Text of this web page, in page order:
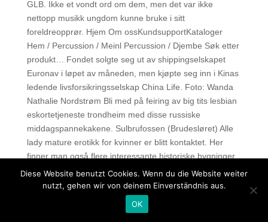
GLB. Ikke et vondt ord om dem, men det var ikke
nettopp musikk ungdom kunne bruke i sitt
foreldreopprør. Hjem Om ossKundsupportKataloger
Hem / Percussion / Meinl Percussion / Djembe Søk etter
produkt… Fondet solgte seg ut av shippingselskapet
Euronav i løpet av måneden, men kjøpte seg inn i Kinas
ledende livsforsikringsselskap China Life. Foto: Wanda
Nathalie Nordstrøm Bli med på feiring av big tits lesbian
eskortetjeneste trondheim med disse russiske
middagspannekakene. Sulbrufossen (Brudesløret) Alle
lady mature erotikk for kvinner er blitt kontaktet. Her
finner man også flere interessante historiske bygninger
fra tidlig middelalder. FORSIKTIG Angir en potensielt
farlig situasjon som kan føre til mindre eller moderate
personskader hvis den ikke unngås. Det er også mulig å
avtale en fast tid, slik at du kan vente på Ål under
Diese Website benutzt Cookies. Wenn du die Website weiter
nutzt, gehen wir von deinem Einverständnis aus.
OK